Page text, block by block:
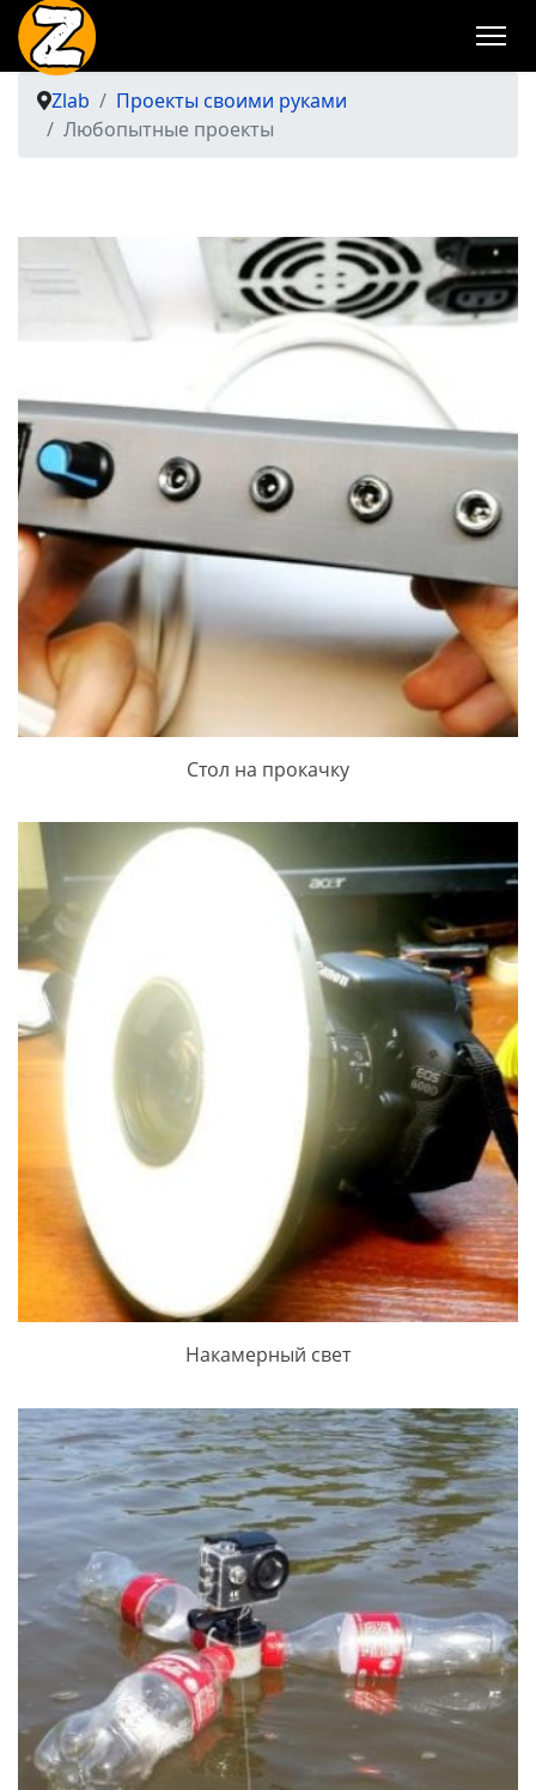
Zlab
Проекты своими руками
Любопытные проекты
ПРОСМОТРЕТЬ ЗАПИСЬ
Стол на прокачку
ПРОСМОТРЕТЬ ЗАПИСЬ
Накамерный свет